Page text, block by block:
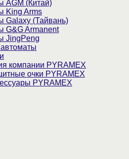
AGM (Китай)
King Arms
Galaxy (Тайвань)
G&G Armanent
JingPeng
компании PYRAMEX
очки PYRAMEX
PYRAMEX